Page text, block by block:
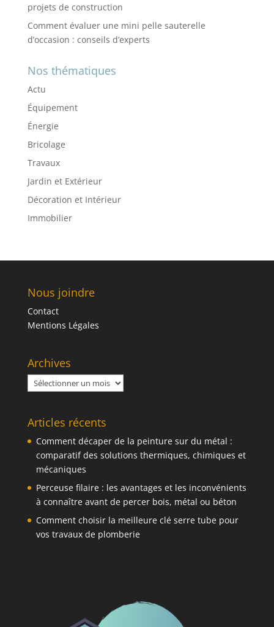
projets de construction
Comment évaluer une mini pelle sauterelle
d’occasion : conseils d’experts
Nos thématiques
Actu
Équipement
Énergie
Bricolage
Travaux
Jardin et Extérieur
Décoration et Intérieur
Immobilier
Nous joindre
Contact
Mentions Légales
Archives
Archives
Articles récents
Comment décaper de la peinture sur du métal :
comparatif des solutions thermiques, chimiques et
mécaniques
Perceuse filaire : les avantages et les inconvénients
à connaître avant de percer bois, métal ou béton
Comment choisir la meilleure clé serre tube pour
vos travaux de plomberie